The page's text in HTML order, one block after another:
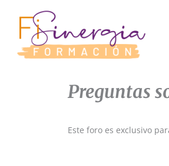
contenido
Preguntas
Este foro es exclusivo